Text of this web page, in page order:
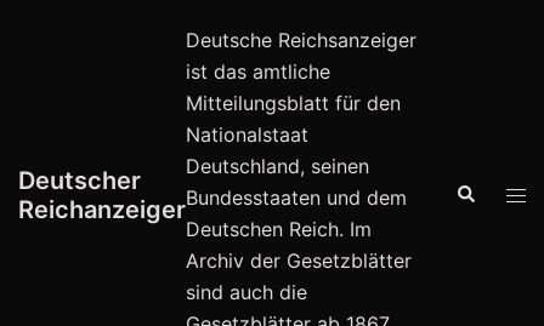
Deutscher
Reichanzeiger
Deutsche Reichsanzeiger
ist das amtliche
Mitteilungsblatt für den
Nationalstaat
Deutschland, seinen
Bundesstaaten und dem
Deutschen Reich. Im
Archiv der Gesetzblätter
sind auch die
Suche